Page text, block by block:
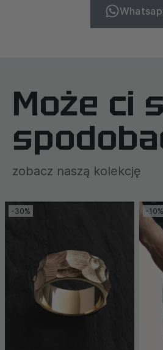
Może ci
zobacz naszą kolekcję
-30% -10%